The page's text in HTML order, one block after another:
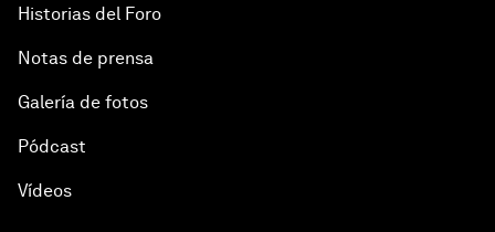
Historias del Foro
Notas de prensa
Galería de fotos
Pódcast
Vídeos